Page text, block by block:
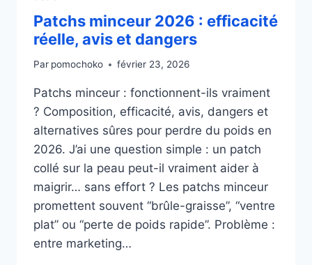
Patchs minceur 2026 : efficacité
réelle, avis et dangers
Par pomochoko février 23, 2026
Patchs minceur : fonctionnent-ils vraiment
? Composition, efficacité, avis, dangers et
alternatives sûres pour perdre du poids en
2026. J’ai une question simple : un patch
collé sur la peau peut-il vraiment aider à
maigrir… sans effort ? Les patchs minceur
promettent souvent “brûle-graisse”, “ventre
plat” ou “perte de poids rapide”. Problème :
entre marketing…